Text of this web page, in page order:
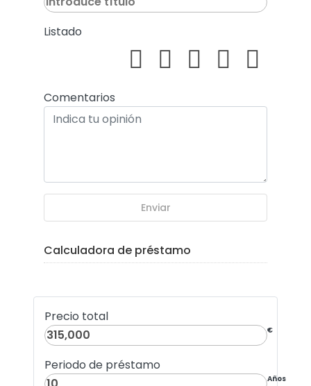
Listado
Comentarios
Enviar
Calculadora de préstamo
Precio total
€
Periodo de préstamo
Años